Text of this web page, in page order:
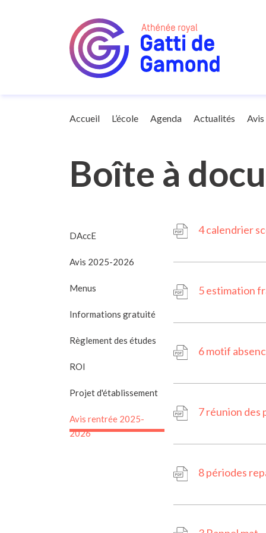
Accueil L’école Agenda Actualités Avis
Boîte à
DAccE
Avis 2025-2026
Menus
Informations gratuité
Règlement des études
ROI
Projet d'établissement
Avis rentrée 2025-
2026
4 calendrier
5 estimation
6 motif
7 réunion des
8 périodes